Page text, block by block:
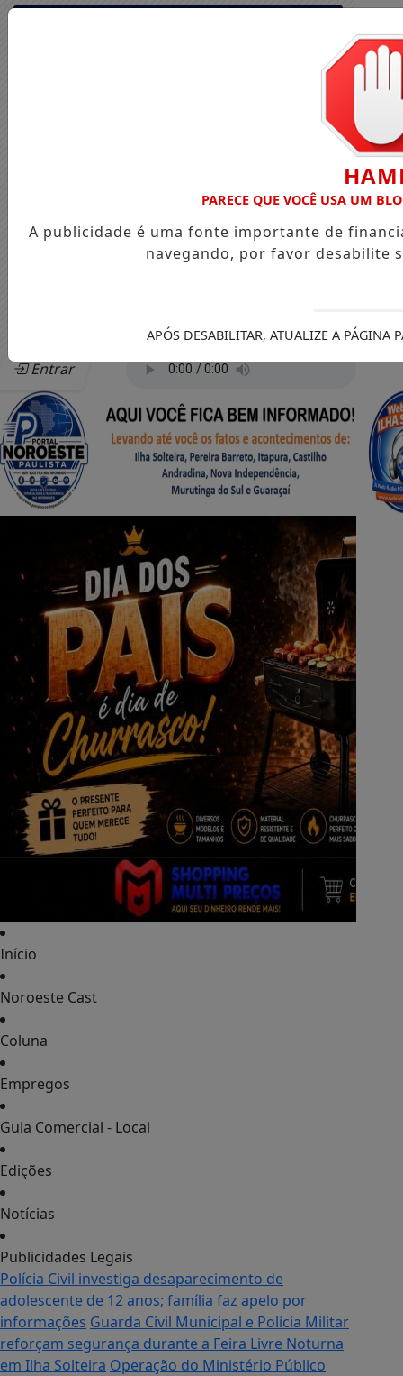
Entrar
Início
Noroeste Cast
Coluna
Empregos
Guia Comercial - Local
Edições
Notícias
Publicidades Legais
Polícia Civil investiga desaparecimento de
adolescente de 12 anos; família faz apelo por
informações Guarda Civil Municipal e Polícia Militar
reforçam segurança durante a Feira Livre Noturna
em Ilha Solteira Operação do Ministério Público
PARECE QUE VOCÊ USA UM
A publicidade é uma fonte importante de
navegando, por favor desabilite
APÓS DESABILITAR, ATUALIZE A PÁGINA